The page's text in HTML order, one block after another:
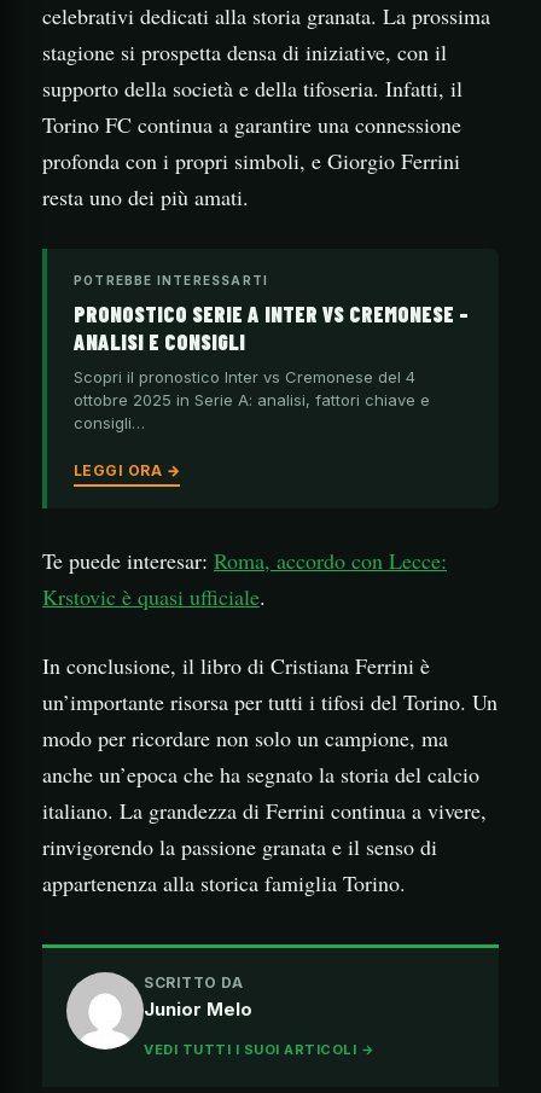
celebrativi dedicati alla storia granata. La prossima
stagione si prospetta densa di iniziative, con il
supporto della società e della tifoseria. Infatti, il
Torino FC continua a garantire una connessione
profonda con i propri simboli, e Giorgio Ferrini
resta uno dei più amati.
POTREBBE INTERESSARTI
PRONOSTICO SERIE A INTER VS CREMONESE –
ANALISI E CONSIGLI
Scopri il pronostico Inter vs Cremonese del 4
ottobre 2025 in Serie A: analisi, fattori chiave e
consigli…
LEGGI ORA →
Te puede interesar: Roma, accordo con Lecce:
Krstovic è quasi ufficiale.
In conclusione, il libro di Cristiana Ferrini è
un’importante risorsa per tutti i tifosi del Torino. Un
modo per ricordare non solo un campione, ma
anche un’epoca che ha segnato la storia del calcio
italiano. La grandezza di Ferrini continua a vivere,
rinvigorendo la passione granata e il senso di
appartenenza alla storica famiglia Torino.
SCRITTO DA
Junior Melo
VEDI TUTTI I SUOI ARTICOLI →